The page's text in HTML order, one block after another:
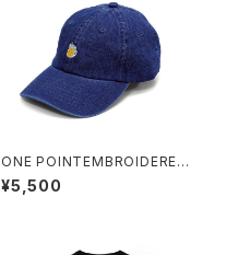
ONE POINTEMBROIDERED
CAP “beer” denim
¥5,500